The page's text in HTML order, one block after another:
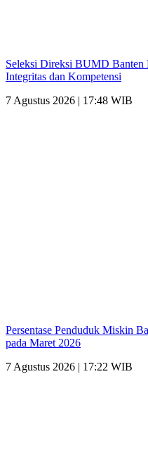
Seleksi Direksi BUMD Banten
Integritas dan Kompetensi
7 Agustus 2026 | 17:48 WIB
Persentase Penduduk Miskin
pada Maret 2026
7 Agustus 2026 | 17:22 WIB